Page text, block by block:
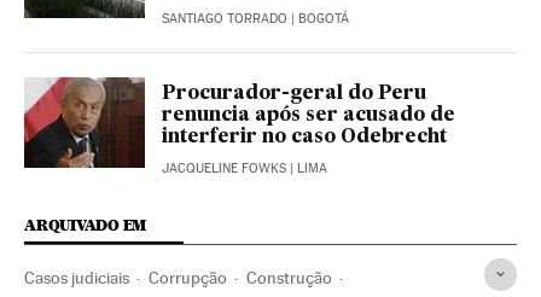
SANTIAGO TORRADO | BOGOTÁ
Procurador-geral do Peru
renuncia após ser acusado de
interferir no caso Odebrecht
JACQUELINE FOWKS | LIMA
ARQUIVADO EM
Casos judiciais Corrupção Construção